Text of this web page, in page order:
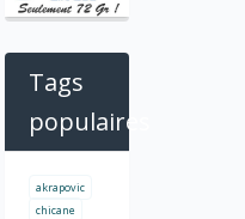
Tags
populaires
akrapovic
chicane